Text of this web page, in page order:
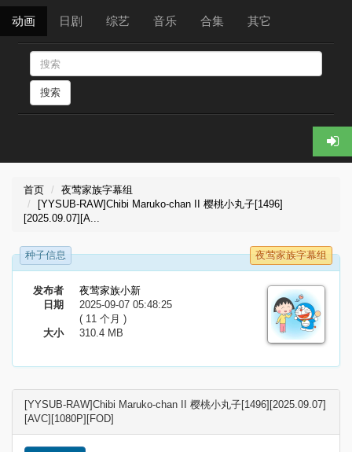
动画 日剧 综艺 音乐 合集 其它
搜索
首页
夜莺家族字幕组
[YYSUB-RAW]Chibi Maruko-chan II 樱桃小丸子[1496]
[2025.09.07][A...
种子信息 夜莺家族字幕组
发布者
夜莺家族小新
日期
2025-09-07 05:48:25
( 11 个月 )
大小
310.4 MB
[YYSUB-RAW]Chibi Maruko-chan II 樱桃小丸子[1496][2025.09.07]
[AVC][1080P][FOD]